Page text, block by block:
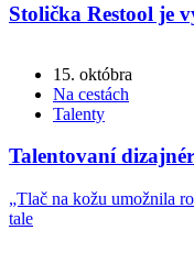
Stolička Restool je
15. októbra
Na cestách
Talenty
Talentovaní
„Tlač na kožu umožnila
tale